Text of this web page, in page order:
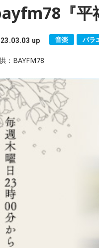
『平
up 音楽 バラ
：BAYFM78